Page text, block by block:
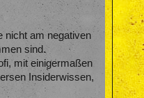
nicht am negativen
sind.
mit einigermaßen
Insiderwissen,